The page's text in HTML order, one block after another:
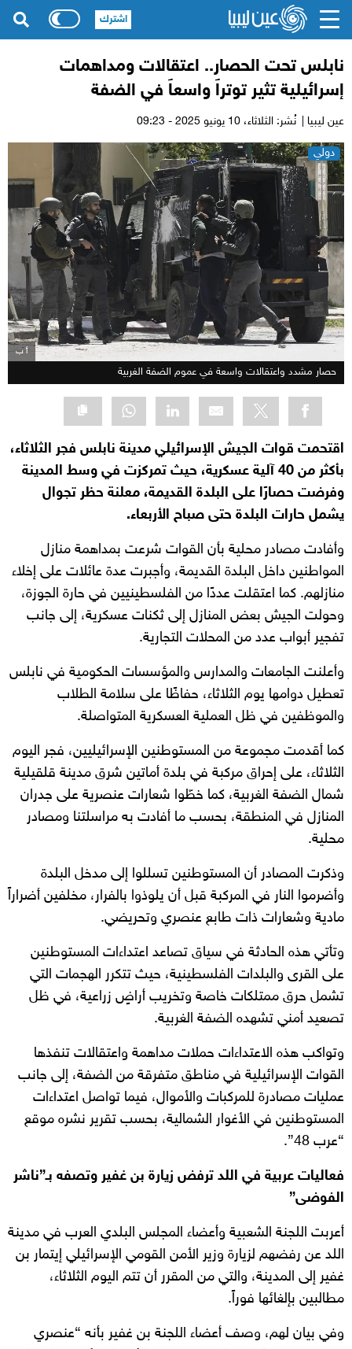
نابلس تحت الحصار.. اعتقالات ومداهمات
إسرائيلية تثير توتراً واسعاً في الضفة
عين ليبيا | نُشر: الثلاثاء،
دولي
أ ب
حصار مشدد واعتقالات واسعة في عموم الضفة الغربية
اقتحمت قوات الجيش الإسرائيلي مدينة نابلس فجر الثلاثاء،
بأكثر من 40 آلية عسكرية، حيث تمركزت في وسط المدينة
وفرضت حصارًا على البلدة القديمة، معلنة حظر تجوال
يشمل حارات البلدة حتى صباح الأربعاء.
وأفادت مصادر محلية بأن القوات شرعت بمداهمة منازل
المواطنين داخل البلدة القديمة، وأجبرت عدة عائلات على إخلاء
منازلهم. كما اعتقلت عددًا من الفلسطينيين في حارة الجوزة،
وحولت الجيش بعض المنازل إلى ثكنات عسكرية، إلى جانب
تفجير أبواب عدد من المحلات التجارية.
وأعلنت الجامعات والمدارس والمؤسسات الحكومية في نابلس
تعطيل دوامها يوم الثلاثاء، حفاظًا على سلامة الطلاب
والموظفين في ظل العملية العسكرية المتواصلة.
كما أقدمت مجموعة من المستوطنين الإسرائيليين، فجر اليوم
الثلاثاء، على إحراق مركبة في بلدة أماتين شرق مدينة قلقيلية
شمال الضفة الغربية، كما خطّوا شعارات عنصرية على جدران
المنازل في المنطقة، بحسب ما أفادت به مراسلتنا ومصادر
محلية.
وذكرت المصادر أن المستوطنين تسللوا إلى مدخل البلدة
وأضرموا النار في المركبة قبل أن يلوذوا بالفرار، مخلفين أضراراً
مادية وشعارات ذات طابع عنصري وتحريضي.
وتأتي هذه الحادثة في سياق تصاعد اعتداءات المستوطنين
على القرى والبلدات الفلسطينية، حيث تتكرر الهجمات التي
تشمل حرق ممتلكات خاصة وتخريب أراضٍ زراعية، في ظل
تصعيد أمني تشهده الضفة الغربية.
وتواكب هذه الاعتداءات حملات مداهمة واعتقالات تنفذها
القوات الإسرائيلية في مناطق متفرقة من الضفة، إلى جانب
عمليات مصادرة للمركبات والأموال، فيما تواصل اعتداءات
المستوطنين في الأغوار الشمالية، بحسب تقرير نشره موقع
“عرب 48”.
فعاليات عربية في اللد ترفض زيارة بن غفير وتصفه بـ”ناشر
الفوضى”
أعربت اللجنة الشعبية وأعضاء المجلس البلدي العرب في مدينة
اللد عن رفضهم لزيارة وزير الأمن القومي الإسرائيلي إيتمار بن
غفير إلى المدينة، والتي من المقرر أن تتم اليوم الثلاثاء،
مطالبين بإلغائها فوراً.
وفي بيان لهم، وصف أعضاء اللجنة بن غفير بأنه “عنصري
اشترك